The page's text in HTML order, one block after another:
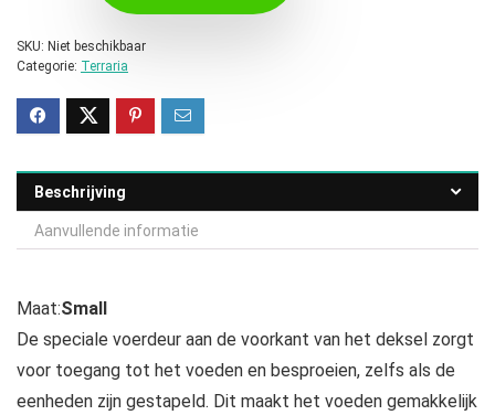
SKU: Niet beschikbaar
Categorie: Terraria
Beschrijving
Aanvullende informatie
Maat:Small
De speciale voerdeur aan de voorkant van het deksel zorgt
voor toegang tot het voeden en besproeien, zelfs als de
eenheden zijn gestapeld. Dit maakt het voeden gemakkelijk